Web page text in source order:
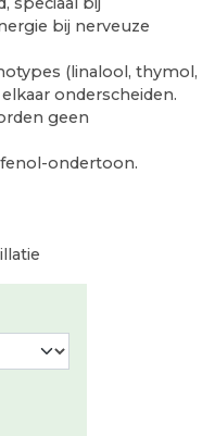
bij nerveuze
(linalool, thymol,
onderscheiden.
geen
ondertoon.